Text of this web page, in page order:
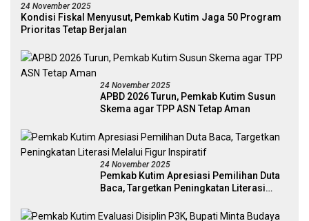
24 November 2025
Kondisi Fiskal Menyusut, Pemkab Kutim Jaga 50 Program
Prioritas Tetap Berjalan
24 November 2025
APBD 2026 Turun, Pemkab Kutim Susun
Skema agar TPP ASN Tetap Aman
24 November 2025
Pemkab Kutim Apresiasi Pemilihan Duta
Baca, Targetkan Peningkatan Literasi